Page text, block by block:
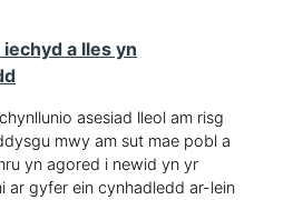
a lles yn
asesiad lleol am risg
mwy am sut mae pobl a
yn agored i newid yn yr
ar gyfer ein cynhadledd ar-lein